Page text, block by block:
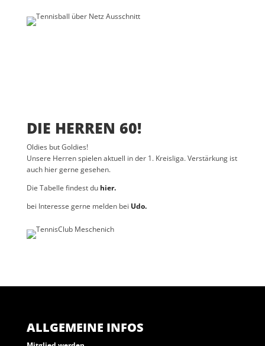
DIE HERREN 60!
Oldies but Goldies!
Unsere Herren spielen aktuell in der 1. Kreisliga. Verstärkung ist
auch hier gerne gesehen.
Die Tabelle findest du hier.
bei Interesse gerne melden bei Udo.
ALLGEMEINE INFOS